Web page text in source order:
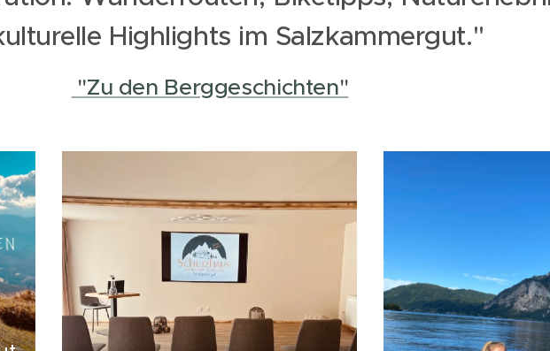
Highlights im Salzkammergut."
"Zu den Berggeschichten"